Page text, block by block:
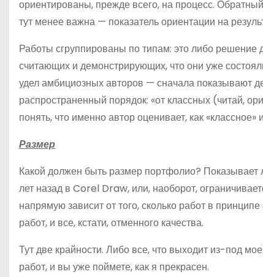
ориентированы, прежде всего, на процесс.
тут менее важна — показатель ориентации на
Работы сгруппированы по типам: это либо
считающих и демонстрирующих, что они уже
удел амбициозных авторов — сначала показывают
распространенный порядок: «от классных (читай,
понять, что именно автор оценивает, как «классное»
Размер
Какой должен быть размер портфолио? Показывает
лет назад в Corel Draw, или, наоборот,
напрямую зависит от того, сколько работ в
работ, и все, кстати, отменного качества.
Тут две крайности. Либо все, что выходит из-под
работ, и вы уже поймете, как я прекрасен.